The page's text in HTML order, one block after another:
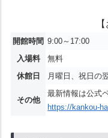
開館時間 9:00～17:00
入場料
無料
休館日
月曜日、祝日の
その他
最新情報は公式
https://kankou-